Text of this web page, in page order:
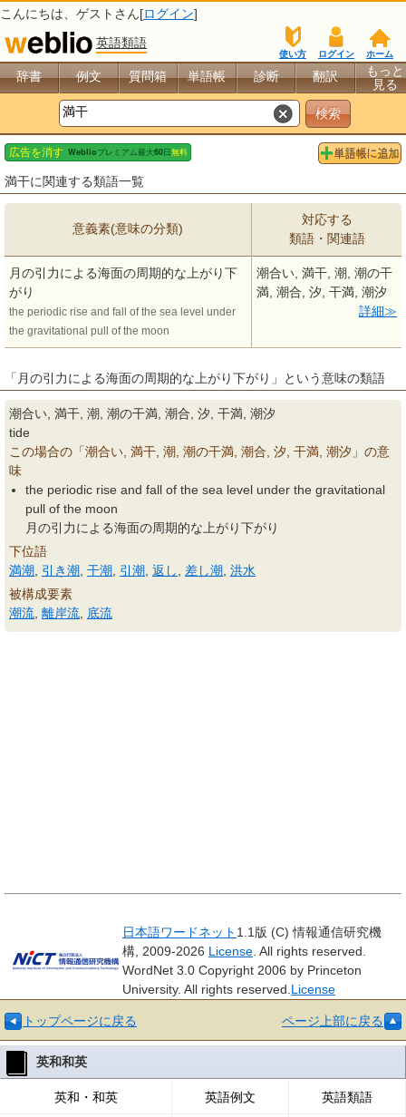
こんにちは、 ゲスト さん[ログイン]
英語類語
ホーム
ログイン
使い方
辞書 例文 質問箱 単語帳 診断 翻訳
もっと
見る
満干に関連する類語一覧
意義素(意味の分類)
対応する
類語・関連語
月の引力による海面の周期的な上がり下
がり
the periodic rise and fall of the sea level under
the gravitational pull of the moon
潮合い, 満干, 潮, 潮の干
満, 潮合, 汐, 干満, 潮汐
詳細
「月の引力による海面の周期的な上がり下がり」という意味の類語
潮合い, 満干, 潮, 潮の干満, 潮合, 汐, 干満, 潮汐
tide
この場合の「潮合い, 満干, 潮, 潮の干満, 潮合, 汐, 干満, 潮汐」の意
味
the periodic rise and fall of the sea level under the gravitational
pull of the moon
月の引力による海面の周期的な上がり下がり
下位語
満潮
引き潮 干潮 引潮 返し 差し潮 洪水
被構成要素
潮流 離岸流 底流
日本語ワードネット 1.1版 (C) 情報通信研究機
構, 2009-2026 License . All rights reserved.
WordNet 3.0 Copyright 2006 by Princeton
University. All rights reserved. License
トップページに戻る ページ上部に戻る
英和和英
英和・和英 英語例文 英語類語